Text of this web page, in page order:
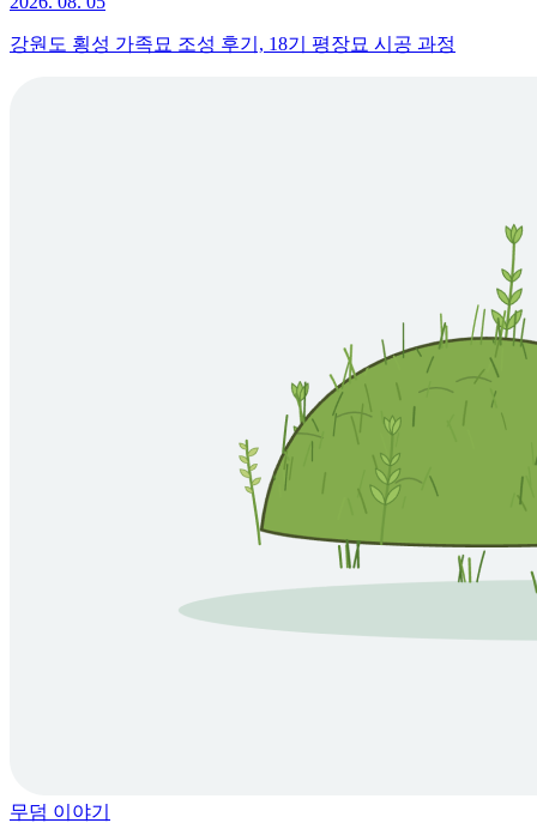
강원도 횡성 가족묘 조성 후기, 18기 평장묘 시공 과정
무덤 이야기